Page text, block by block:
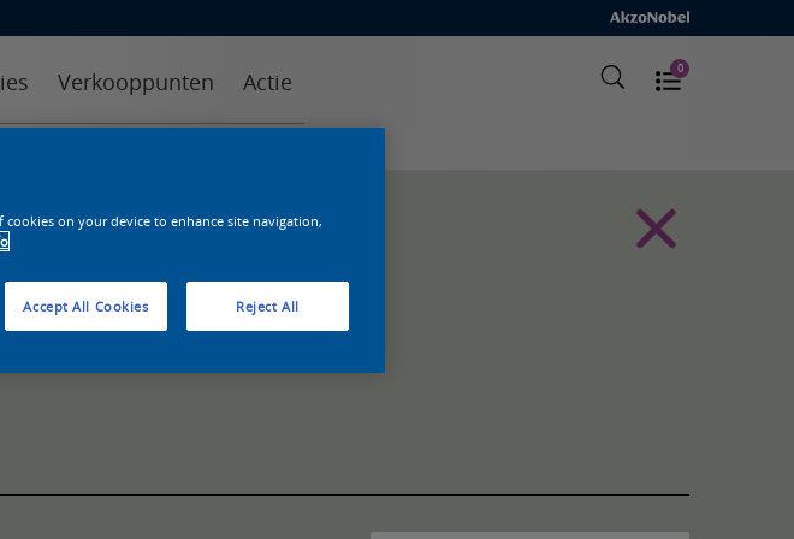
Verkooppunten Actie 0
cookies on your device to enhance site navigation,
Reject All
Accept All Cookies